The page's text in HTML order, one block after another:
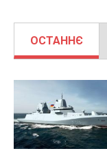
ОСТАННЄ